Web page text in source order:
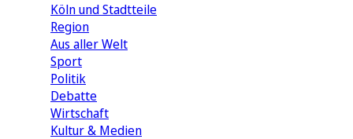
Köln und Stadtteile
Region
Aus aller Welt
Sport
Politik
Debatte
Wirtschaft
Kultur & Medien